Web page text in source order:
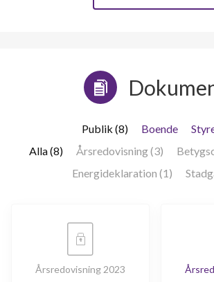
Publik (8) Boende
Alla (8)
Årsredovisning (3)
Energideklaration (1)
Årsredovisning 2023